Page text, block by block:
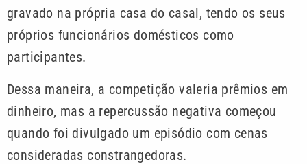
gravado na própria casa do casal, tendo os seus
próprios funcionários domésticos como
participantes.
Dessa maneira, a competição valeria prêmios em
dinheiro, mas a repercussão negativa começou
quando foi divulgado um episódio com cenas
consideradas constrangedoras.